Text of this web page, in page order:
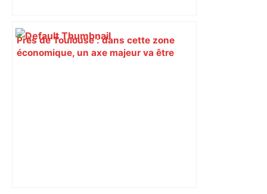
Près de Toulouse : dans cette zone
économique, un axe majeur va être